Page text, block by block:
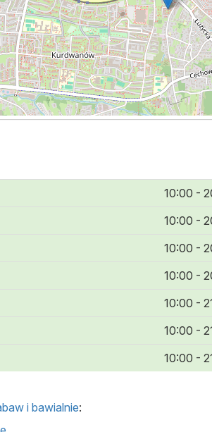
10:00 -
10:00 -
10:00 -
10:00 -
10:00 -
10:00 -
10:00 -
i bawialnie: